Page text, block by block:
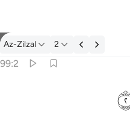
Tafsir: Az-Zilzal 99:2
Az-Zilzal 2
99:2